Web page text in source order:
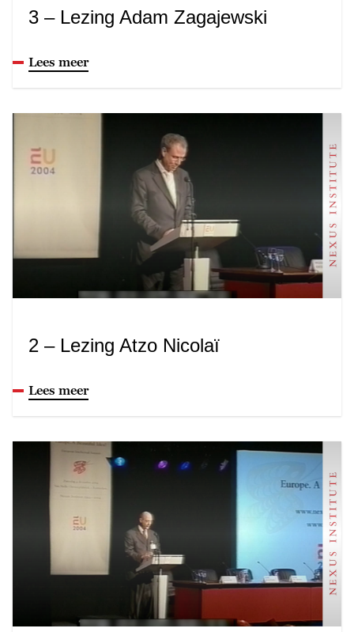
3 – Lezing Adam Zagajewski
Lees meer
2 – Lezing Atzo Nicolaï
Lees meer